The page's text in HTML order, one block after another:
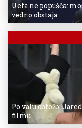
Uefa ne popušča:
vedno obstaja
Po valu obtožb:
filmu